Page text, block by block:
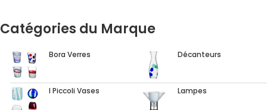
Catégories du Marque
Bora Verres Décanteurs
I Piccoli Vases Lampes